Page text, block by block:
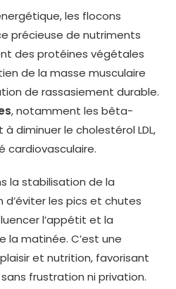
les flocons
précieuse de nutriments
des protéines végétales
de la masse musculaire
de rassasiement durable.
, notamment les bêta-
diminuer le cholestérol LDL,
cardiovasculaire.
la stabilisation de la
les pics et chutes
l’appétit et la
la matinée. C’est une
et nutrition, favorisant
frustration ni privation.